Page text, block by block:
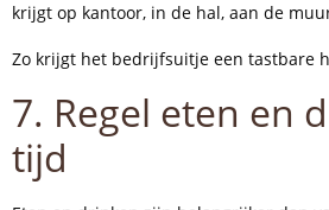
krijgt op kantoor, in de hal, aan de
Zo krijgt het bedrijfsuitje een tastbare
7. Regel eten en
tijd